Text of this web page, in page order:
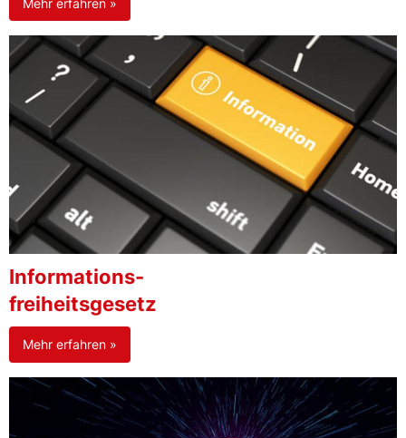
Informations-
freiheitsgesetz
Mehr erfahren »